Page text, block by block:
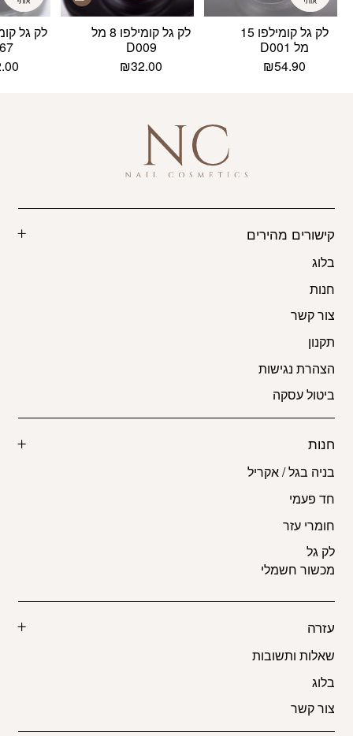
לק גל קומילפו 15
מל D001
₪54.90
לק גל קומילפו 8 מל
D009
₪32.00
קישורים מהירים
בלוג
חנות
צור קשר
תקנון
הצהרת נגישות
ביטול עסקה
חנות
בניה בגל / אקריל
חד פעמי
חומרי עזר
לק גל
מכשור חשמלי
עזרה
שאלות ותשובות
בלוג
צור קשר